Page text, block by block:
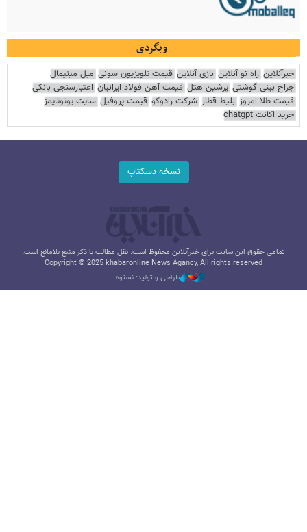
وبگردی
خبرآنلاین راه نو آنلاین بازی آنلاین قیمت تلویزیون سونی مبل مینیمال
جراح بینی گوشتی پرشین هتل قیمت آهن فولاد ایرانیان اعتبارسنجی بانکی
قیمت طلا امروز بلیط قطار شرکت رادوکو قیمت پروفیل سایت یوتوتایمز
خرید اکانت chatgpt
نسخه دسکتاپ
تمامی حقوق این سایت برای خبرآنلاین محفوظ است. نقل مطالب با ذکر منبع بلامانع است.
Copyright © 2025 khabaronline News Agancy, All rights reserved
طراحی و تولید: نستوه